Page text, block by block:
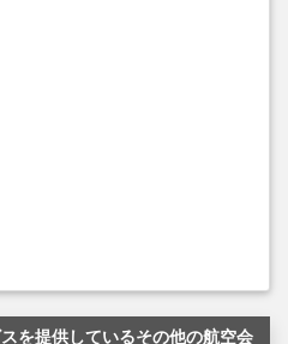
を提供しているその他の航空会